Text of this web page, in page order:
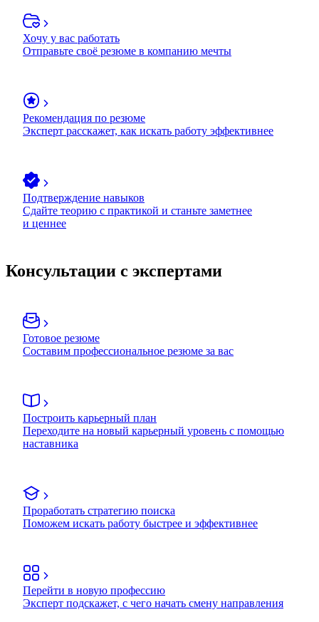
Хочу у вас работать
Отправьте своё резюме в компанию мечты
Рекомендация по резюме
Эксперт расскажет, как искать работу эффективнее
Подтверждение навыков
Сдайте теорию с практикой и станьте заметнее
и ценнее
Консультации с экспертами
Готовое резюме
Составим профессиональное резюме за вас
Построить карьерный план
Переходите на новый карьерный уровень с помощью
наставника
Проработать стратегию поиска
Поможем искать работу быстрее и эффективнее
Перейти в новую профессию
Эксперт подскажет, с чего начать смену направления